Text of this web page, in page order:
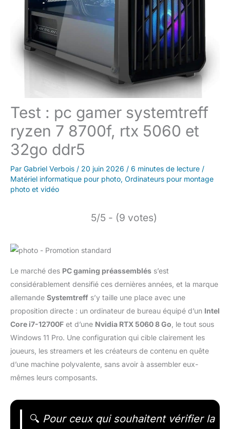
Test : pc gamer systemtreff
ryzen 7 8700f, rtx 5060 et
32go ddr5
Par Gabriel Verbois / 20 juin 2026 / 6 minutes de lecture /
Matériel informatique pour photo, Ordinateurs pour montage
photo et vidéo
5/5 - (9 votes)
Le marché des PC gaming préassemblés s’est
considérablement densifié ces dernières années, et la marque
allemande Systemtreff s’y taille une place avec une
proposition directe : un ordinateur de bureau équipé d’un Intel
Core i7-12700F et d’une Nvidia RTX 5060 8 Go , le tout sous
Windows 11 Pro. Une configuration qui cible clairement les
joueurs, les streamers et les créateurs de contenu en quête
d’une machine polyvalente, sans avoir à assembler eux-
mêmes leurs composants.
🔍 Pour ceux qui souhaitent vérifier la